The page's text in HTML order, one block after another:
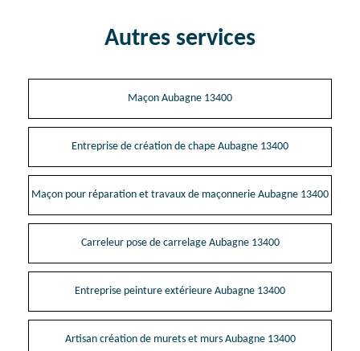
Autres services
Maçon Aubagne 13400
Entreprise de création de chape Aubagne 13400
Maçon pour réparation et travaux de maçonnerie Aubagne 13400
Carreleur pose de carrelage Aubagne 13400
Entreprise peinture extérieure Aubagne 13400
Artisan création de murets et murs Aubagne 13400